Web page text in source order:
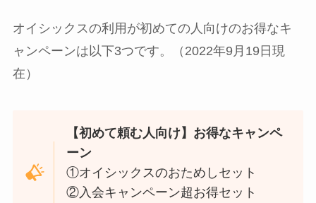
オイシックスの利用が初めての人向けのお得なキ
ャンペーンは以下3つです。（2022年9月19日現
在）
【初めて頼む人向け】お得なキャンペ
ーン
①オイシックスのおためしセット
②入会キャンペーン超お得セット